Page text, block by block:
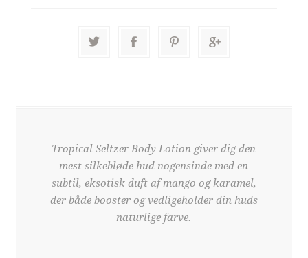
Tropical Seltzer Body Lotion giver dig den
mest silkebløde hud nogensinde med en
subtil, eksotisk duft af mango og karamel,
der både booster og vedligeholder din huds
naturlige farve.